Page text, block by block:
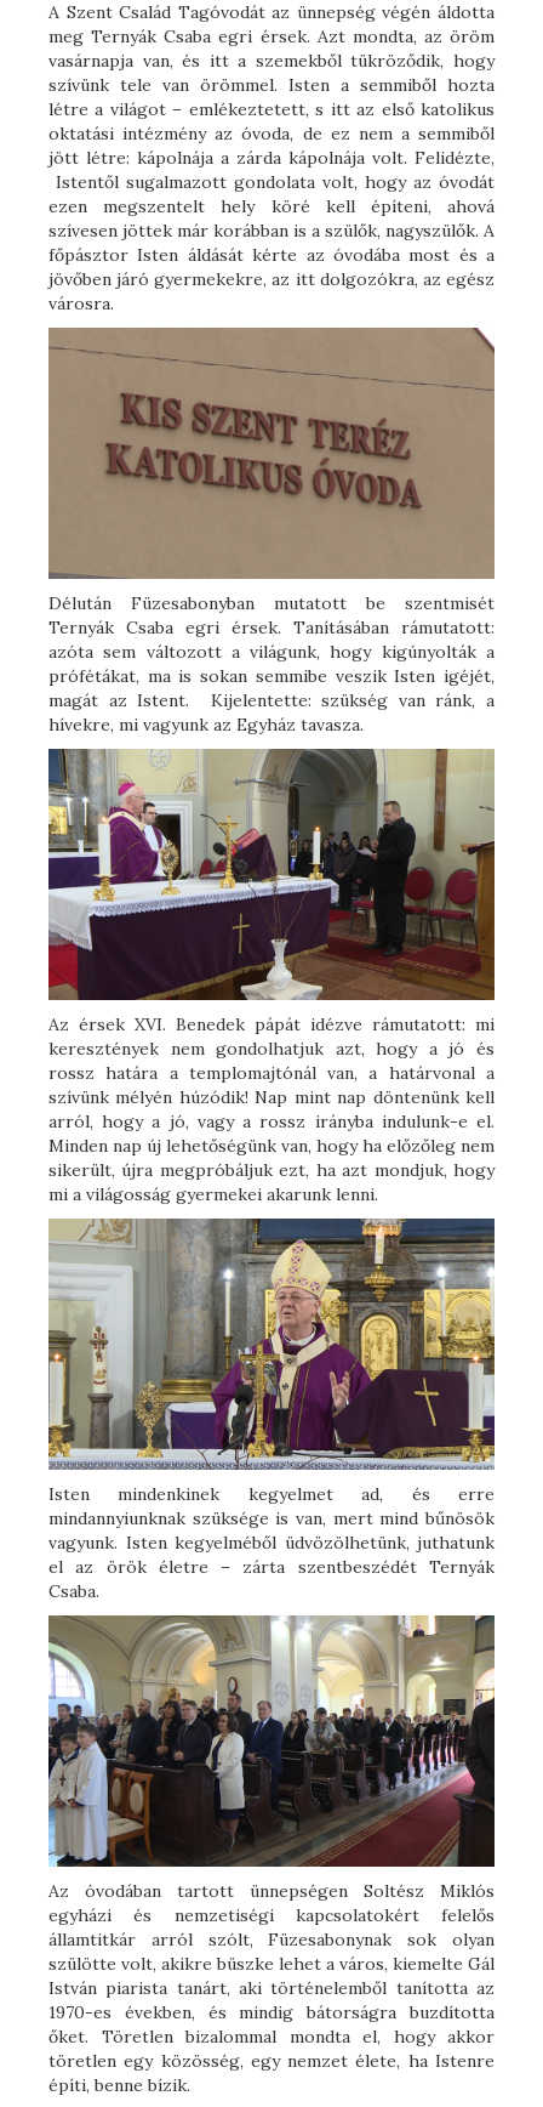
A Szent Család Tagóvodát az ünnepség végén áldotta
meg Ternyák Csaba egri érsek. Azt mondta, az öröm
vasárnapja van, és itt a szemekből tükröződik, hogy
szívünk tele van örömmel. Isten a semmiből hozta
létre a világot – emlékeztetett, s itt az első katolikus
oktatási intézmény az óvoda, de ez nem a semmiből
jött létre: kápolnája a zárda kápolnája volt. Felidézte,
Istentől sugalmazott gondolata volt, hogy az óvodát
ezen megszentelt hely köré kell építeni, ahová
szívesen jöttek már korábban is a szülők, nagyszülők. A
főpásztor Isten áldását kérte az óvodába most és a
jövőben járó gyermekekre, az itt dolgozókra, az egész
városra.
Délután Füzesabonyban mutatott be szentmisét
Ternyák Csaba egri érsek. Tanításában rámutatott:
azóta sem változott a világunk, hogy kigúnyolták a
prófétákat, ma is sokan semmibe veszik Isten igéjét,
magát az Istent. Kijelentette: szükség van ránk, a
hívekre, mi vagyunk az Egyház tavasza.
Az érsek XVI. Benedek pápát idézve rámutatott: mi
keresztények nem gondolhatjuk azt, hogy a jó és
rossz határa a templomajtónál van, a határvonal a
szívünk mélyén húzódik! Nap mint nap döntenünk kell
arról, hogy a jó, vagy a rossz irányba indulunk-e el.
Minden nap új lehetőségünk van, hogy ha előzőleg nem
sikerült, újra megpróbáljuk ezt, ha azt mondjuk, hogy
mi a világosság gyermekei akarunk lenni.
Isten mindenkinek kegyelmet ad, és erre
mindannyiunknak szüksége is van, mert mind bűnösök
vagyunk. Isten kegyelméből üdvözölhetünk, juthatunk
el az örök életre – zárta szentbeszédét Ternyák
Csaba.
Az óvodában tartott ünnepségen Soltész Miklós
egyházi és nemzetiségi kapcsolatokért felelős
államtitkár arról szólt, Füzesabonynak sok olyan
szülötte volt, akikre büszke lehet a város, kiemelte Gál
István piarista tanárt, aki történelemből tanította az
1970-es években, és mindig bátorságra buzdította
őket. Töretlen bizalommal mondta el, hogy akkor
töretlen egy közösség, egy nemzet élete, ha Istenre
építi, benne bízik.